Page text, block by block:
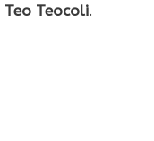
Teo Teocoli.